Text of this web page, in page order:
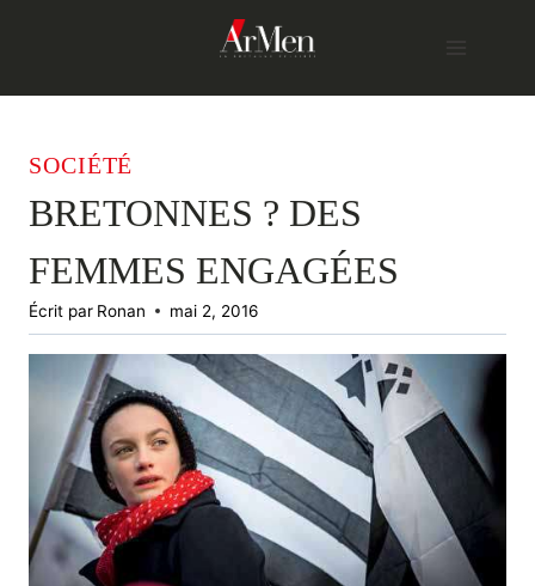
SOCIÉTÉ
BRETONNES ? DES
FEMMES ENGAGÉES
Écrit par Ronan mai 2, 2016